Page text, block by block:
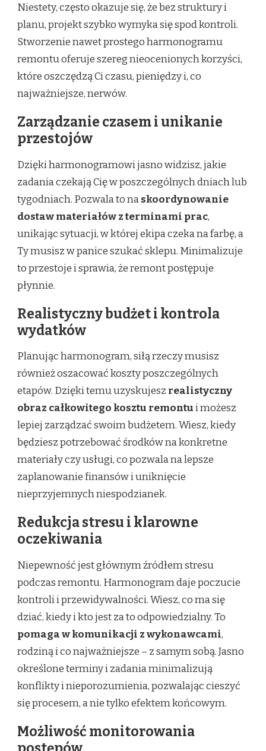
Niestety, często okazuje się, że bez struktury i
planu, projekt szybko wymyka się spod kontroli.
Stworzenie nawet prostego harmonogramu
remontu oferuje szereg nieocenionych korzyści,
które oszczędzą Ci czasu, pieniędzy i, co
najważniejsze, nerwów.
Zarządzanie czasem i unikanie
przestojów
Dzięki harmonogramowi jasno widzisz, jakie
zadania czekają Cię w poszczególnych dniach lub
tygodniach. Pozwala to naskoordynowanie
dostaw materiałów z terminami prac,
unikając sytuacji, w której ekipa czeka na farbę, a
Ty musisz w panice szukać sklepu. Minimalizuje
to przestoje i sprawia, że remont postępuje
płynnie.
Realistyczny budżet i kontrola
wydatków
Planując harmonogram, siłą rzeczy musisz
również oszacować koszty poszczególnych
etapów. Dzięki temu uzyskujesz realistyczny
obraz całkowitego kosztu remontui możesz
lepiej zarządzać swoim budżetem. Wiesz, kiedy
będziesz potrzebować środków na konkretne
materiały czy usługi, co pozwala na lepsze
zaplanowanie finansów i uniknięcie
nieprzyjemnych niespodzianek.
Redukcja stresu i klarowne
oczekiwania
Niepewność jest głównym źródłem stresu
podczas remontu. Harmonogram daje poczucie
kontroli i przewidywalności. Wiesz, co ma się
dziać, kiedy i kto jest za to odpowiedzialny. To
pomaga w komunikacji z wykonawcami,
rodziną i co najważniejsze – z samym sobą. Jasno
określone terminy i zadania minimalizują
konflikty i nieporozumienia, pozwalając cieszyć
się procesem, a nie tylko efektem końcowym.
Możliwość monitorowania